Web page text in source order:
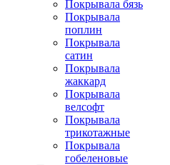
Покрывала бязь
Покрывала
поплин
Покрывала
сатин
Покрывала
жаккард
Покрывала
велсофт
Покрывала
трикотажные
Покрывала
гобеленовые